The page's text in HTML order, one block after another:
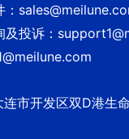
：
及投诉：
连市开发区双D港生